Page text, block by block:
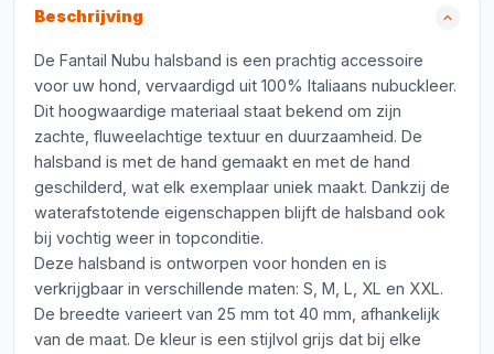
Beschrijving
De Fantail Nubu halsband is een prachtig accessoire
voor uw hond, vervaardigd uit 100% Italiaans nubuckleer.
Dit hoogwaardige materiaal staat bekend om zijn
zachte, fluweelachtige textuur en duurzaamheid. De
halsband is met de hand gemaakt en met de hand
geschilderd, wat elk exemplaar uniek maakt. Dankzij de
waterafstotende eigenschappen blijft de halsband ook
bij vochtig weer in topconditie.
Deze halsband is ontworpen voor honden en is
verkrijgbaar in verschillende maten: S, M, L, XL en XXL.
De breedte varieert van 25 mm tot 40 mm, afhankelijk
van de maat. De kleur is een stijlvol grijs dat bij elke